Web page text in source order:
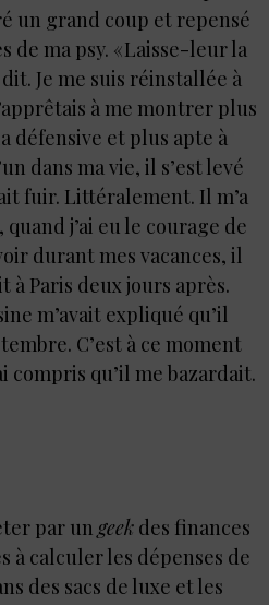
un grand coup et repensé
de ma psy. « Laisse-leur la
Je me suis réinstallée à
à me montrer plus
défensive et plus apte à
dans ma vie, il s’est levé
fuir. Littéralement. Il m’a
j’ai eu le courage de
durant mes vacances, il
à Paris deux jours après.
m’avait expliqué qu’il
C’est à ce moment
compris qu’il me bazardait.
par un geek des finances
à calculer les dépenses de
des sacs de luxe et les